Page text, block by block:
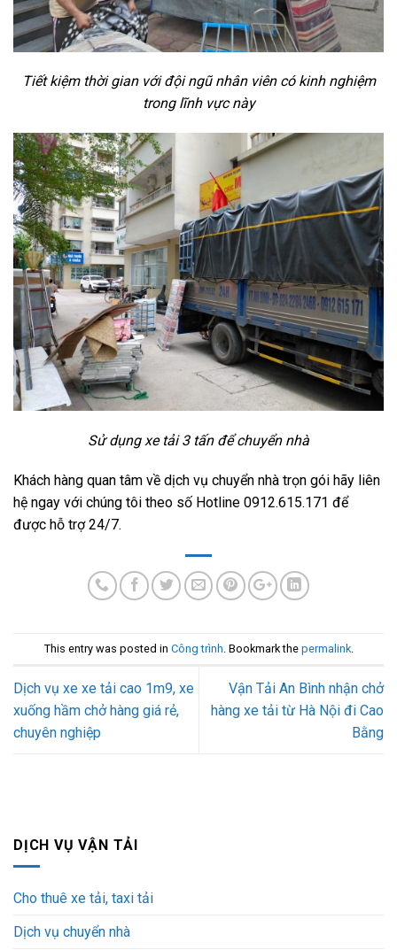
Tiết kiệm thời gian với đội ngũ nhân viên có kinh nghiệm
trong lĩnh vực này
Sử dụng xe tải 3 tấn để chuyển nhà
Khách hàng quan tâm về dịch vụ chuyển nhà trọn gói hãy liên
hệ ngay với chúng tôi theo số Hotline 0912.615.171 để
được hỗ trợ 24/7.
This entry was posted in Công trình . Bookmark the permalink.
Dịch vụ xe xe tải cao 1m9, xe
xuống hầm chở hàng giá rẻ,
chuyên nghiệp
Vận Tải An Bình nhận chở
hàng xe tải từ Hà Nội đi Cao
Bằng
DỊCH VỤ VẬN TẢI
Cho thuê xe tải, taxi tải
Dịch vụ chuyển nhà